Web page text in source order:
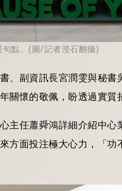
點。(圖/記者澄石翻攝)
、副資訊長宮潤雯與秘
懷的敬佩，盼透過實質
主任蕭舜鴻詳細介紹中
方面投注極大心力，「功